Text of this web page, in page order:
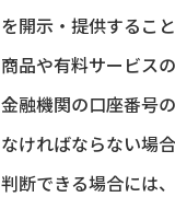
を開示・提供すること
商品や有料サービス
金融機関の口座番号
なければならない場
判断できる場合には